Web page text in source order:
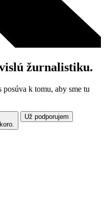
žurnalistiku.
k tomu, aby sme tu
Už podporujem